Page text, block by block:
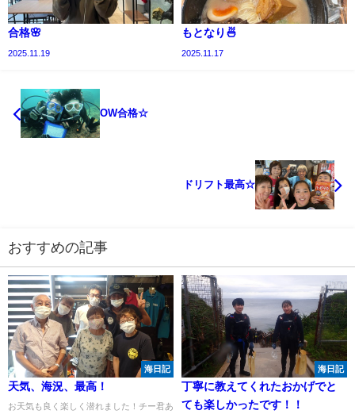
合格🌸
2025.11.19
もとなり🍜
2025.11.17
OW合格☆
ドリフト最高☆
おすすめの記事
海日記
天気、海況、最高！
お天気も良く楽しく潜れました！チー君あ
海日記
丁寧に教えてくれたおかげでと
ても楽しかったです！！